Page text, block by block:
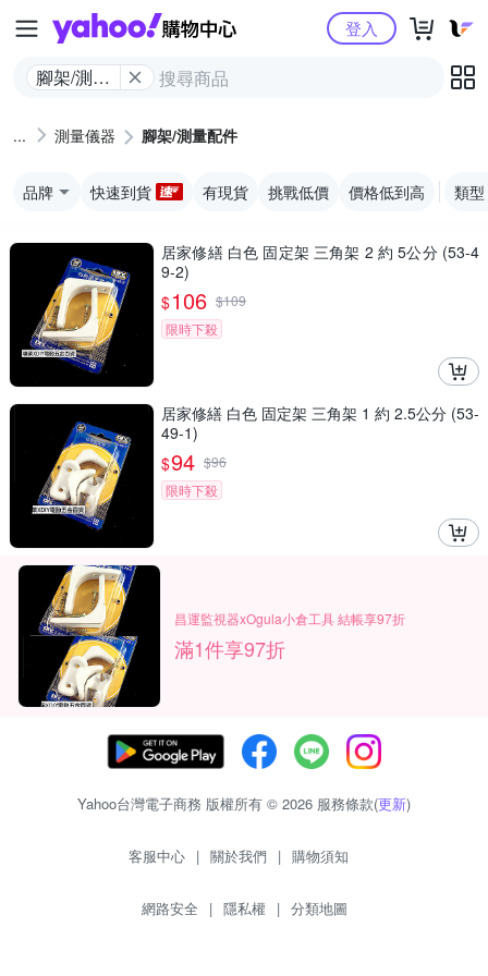
Yahoo購物中心
腳架/測量
登入
測量儀器 腳架/測量配件
品牌 快速到貨 有現貨 挑戰低價 價格低到高 類型
居家修繕 白色 固定架 三角架 2 約 5公分 (53-4
9-2)
$106 $109
限時下殺
居家修繕 白色 固定架 三角架 1 約 2.5公分 (53-
49-1)
$94 $96
限時下殺
昌運監視器xOgula小倉工具 結帳享97折
滿1件享97折
Yahoo台灣電子商務 版權所有 © 2026 服務條款(更新)
客服中心 | 關於我們 | 購物須知
網路安全 | 隱私權 | 分類地圖